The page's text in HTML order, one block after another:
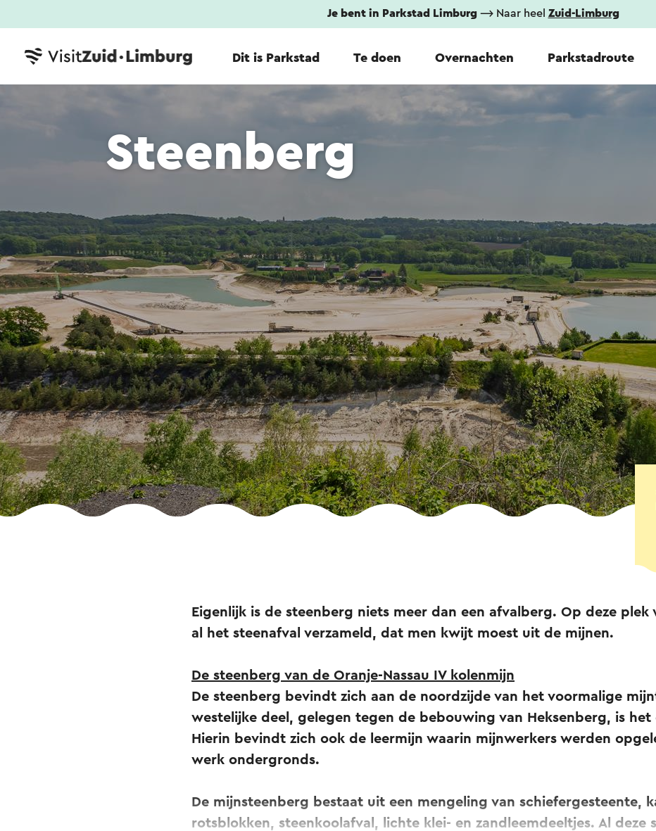
Je bent in Parkstad Limburg⟶ Naar heel Zuid-Limburg
Dit is Parkstad Te doen Overnachten Parkstadroute
Steenberg
Eigenlijk is de steenberg niets meer dan een afvalberg. Op deze plek
al het steenafval verzameld, dat men kwijt moest uit de mijnen.
De steenberg van de Oranje-Nassau IV kolenmijn
De steenberg bevindt zich aan de noordzijde van het voormalige
westelijke deel, gelegen tegen de bebouwing van Heksenberg, is het
Hierin bevindt zich ook de leermijn waarin mijnwerkers werden
werk ondergronds.
De mijnsteenberg bestaat uit een mengeling van schiefergesteente,
rotsblokken, steenkoolafval, lichte klei- en zandleemdeeltjes. Al deze